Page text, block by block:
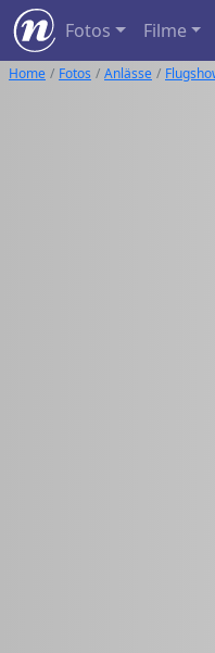
Fotos Filme
Home Fotos Anlässe